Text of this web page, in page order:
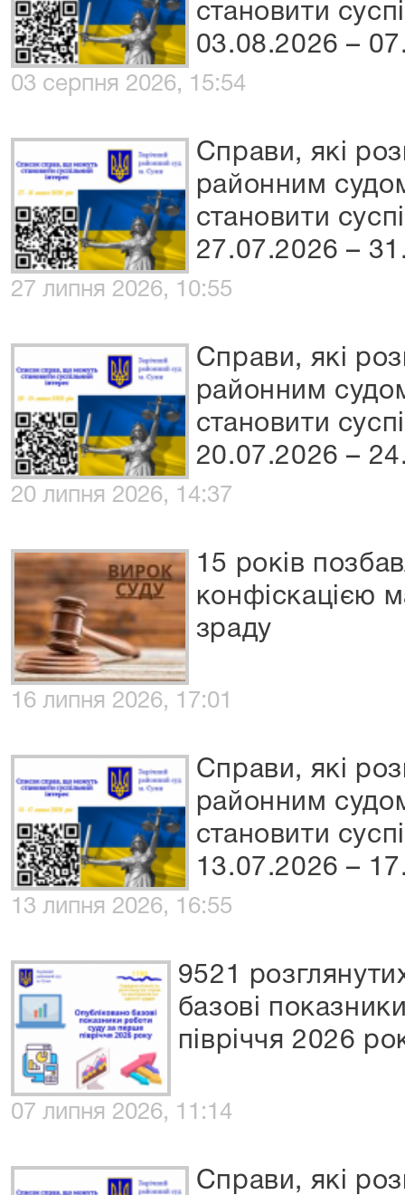
становити
03.08.2026 –
03 серпня 2026, 15:54
Справи, які
районним
становити
27.07.2026 –
27 липня 2026, 10:55
Справи, які
районним
становити
20.07.2026 –
20 липня 2026, 14:37
15 років
конфіскацією
зраду
16 липня 2026, 17:01
Справи, які
районним
становити
13.07.2026 –
13 липня 2026, 16:55
9521
базові
півріччя 2026
07 липня 2026, 11:14
Справи, які